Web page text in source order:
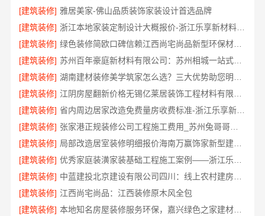
[建筑装修] 雅居美家-佛山品质装饰家装设计首选品牌
[建筑装修]
浙江本地家装定制设计大概报价-浙江乐享新材料有限公司
[建筑装修]
绿色装修简欧口碑信赖江西尚宅尚品新型环保材料有限公司
[建筑装修]
苏州百年豪庭新材料有限公司：苏州相城一站式家装设计多少钱拎包入住
[建筑装修]
[建筑装修]
[建筑装修]
省内周边居家改造免费量房收费标准-浙江乐享新材料有限公司
[建筑装修]
张家港正规装修公司工程施工费用_苏州兔哥哥智装新材料
[建筑装修]
局部改造居室装修明细报价海南万赢饰家新型建筑材料有限公
[建筑装修]
[建筑装修]
[建筑装修] 江西尚宅尚品：江西装修原木风全包
[建筑装修]
本地知名房屋装修服务环保，嘉兴绿色之家建材科技有限公司